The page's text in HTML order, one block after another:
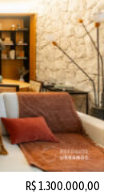
R$ 1.300.000,00